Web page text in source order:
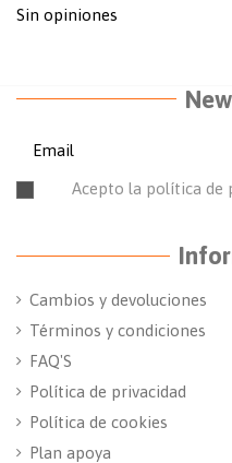
Sin opiniones
Acepto la política de
Cambios y devoluciones
Términos y condiciones
FAQ'S
Política de privacidad
Política de cookies
Plan apoya